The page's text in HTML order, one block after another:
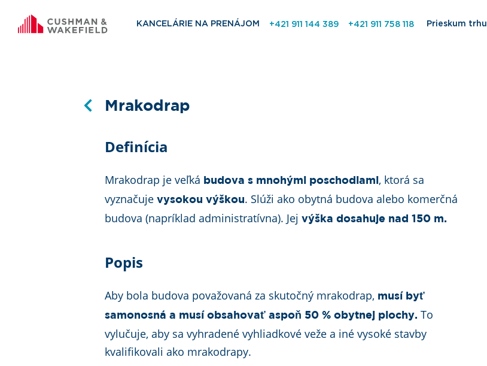
KANCELÁRIE NA PRENÁJOM +421 911 144 389 +421 911 758 118 Prieskum trhu
Mrakodrap
Definícia
Mrakodrap je veľká budova s mnohými poschodiami , ktorá sa
vyznačuje vysokou výškou. Slúži ako obytná budova alebo komerčná
budova (napríklad administratívna). Jejvýška dosahuje nad 150 m.
Popis
Aby bola budova považovaná za skutočný mrakodrap, musí byť
samonosná a musí obsahovať aspoň 50 % obytnej plochy. To
vylučuje, aby sa vyhradené vyhliadkové veže a iné vysoké stavby
kvalifikovali ako mrakodrapy.